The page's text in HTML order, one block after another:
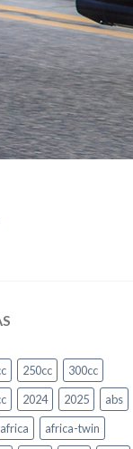
250cc
300cc
2024 2025
abs
africa
africa-twin